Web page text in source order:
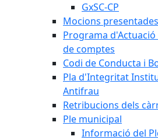
GxSC-CP
Mocions
Programa
de comptes
Codi de Conducta i
Pla d'Integritat
Antifrau
Retribucions dels
Ple municipal
Informació del